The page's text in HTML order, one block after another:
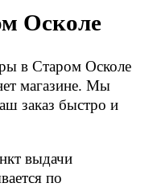
Осколе
в Старом Осколе
магазине. Мы
заказ быстро и
выдачи
по